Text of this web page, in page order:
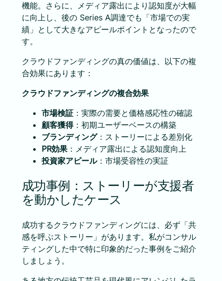
機能。さらに、メディア露出により認知度が大幅
に向上し、後の Series A調達でも「市場での実
績」として大きなアピールポイントとなったので
す。
クラウドファンディングの真の価値は、以下の複
合効果にあります：
クラウドファンディングの複合効果
市場検証：実際の需要と価格感応性の確認
顧客獲得：初期ユーザーベースの構築
ブランディング：ストーリーによる差別化
PR効果：メディア露出による認知度向上
投資家アピール：市場受容性の実証
成功事例：ストーリーが支援者
を動かしたケース
成功するクラウドファンディングには、必ず「共
感を呼ぶストーリー」があります。私がコンサル
ティングした中で特に印象的だった事例をご紹介
しましょう。